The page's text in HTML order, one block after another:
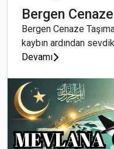
Bergen
Bergen Cenaze
kaybın ardından
Devamı